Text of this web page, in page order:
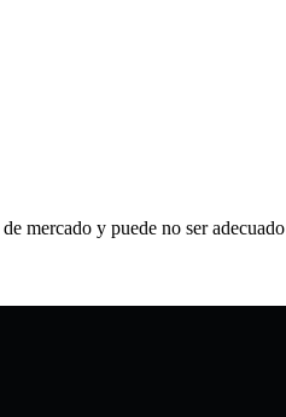
mercado y puede no ser adecuado